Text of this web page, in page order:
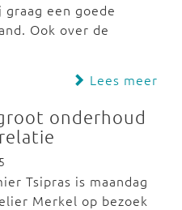
een goede
Ook over de
Lees meer
onderhoud
Tsipras is maandag
Merkel op bezoek